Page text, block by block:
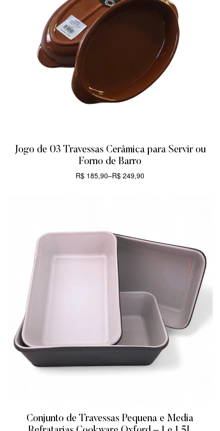
Jogo de 03 Travessas Cerâmica para Servir ou
Forno de Barro
R$ 185,90–R$ 249,90
Conjunto de Travessas Pequena e Media